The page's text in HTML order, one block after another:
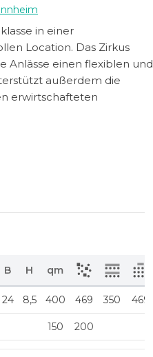
in einer
Location. Das Zirkus
Anlässe einen flexiblen und
außerdem die
erwirtschafteten
B H qm
24 8,5 400 469 350 469
150 200